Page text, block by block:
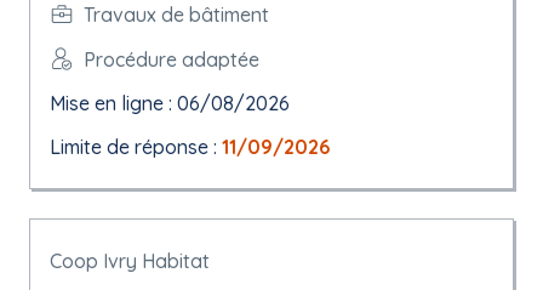
Travaux de bâtiment
Procédure adaptée
Mise en ligne : 06/08/2026
Limite de réponse : 11/09/2026
Coop Ivry Habitat